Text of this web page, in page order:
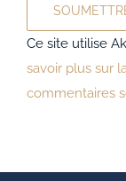
Ce site utilise
savoir plus sur
commentaires